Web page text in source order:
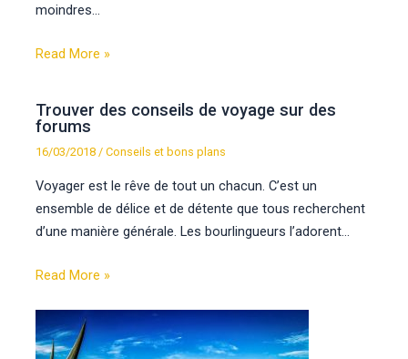
moindres…
Read More »
Trouver des conseils de voyage sur des
forums
16/03/2018 /Conseils et bons plans
Voyager est le rêve de tout un chacun. C’est un
ensemble de délice et de détente que tous recherchent
d’une manière générale. Les bourlingueurs l’adorent…
Read More »